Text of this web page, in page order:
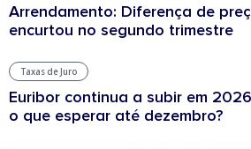
Arrendamento: Diferença de
encurtou no segundo trimestre
Taxas de Juro
Euribor continua a subir em
o que esperar até dezembro?